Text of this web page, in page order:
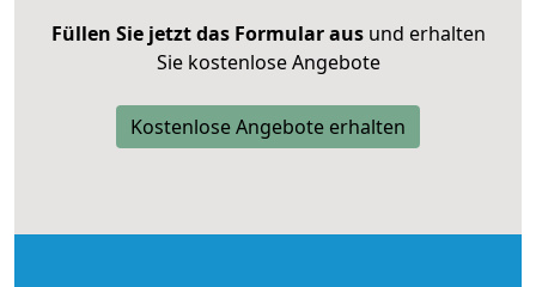
Füllen Sie jetzt das Formular ausund erhalten
Sie kostenlose Angebote
Kostenlose Angebote erhalten